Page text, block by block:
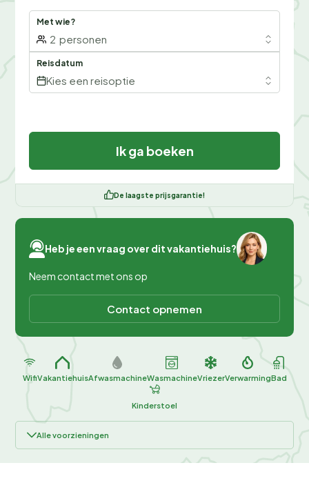
Met wie?
2 personen
Reisdatum
Kies een reisoptie
Ik ga boeken
De laagste prijsgarantie!
Heb je een vraag over dit vakantiehuis?
Neem contact met ons op
Contact opnemen
WifiVakantiehuisAfwasmachineWasmachineVriezerVerwarmingBad
Kinderstoel
Alle voorzieningen